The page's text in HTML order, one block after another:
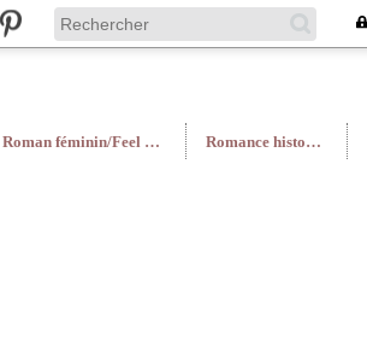
Roman féminin/Feel Good Romance historique